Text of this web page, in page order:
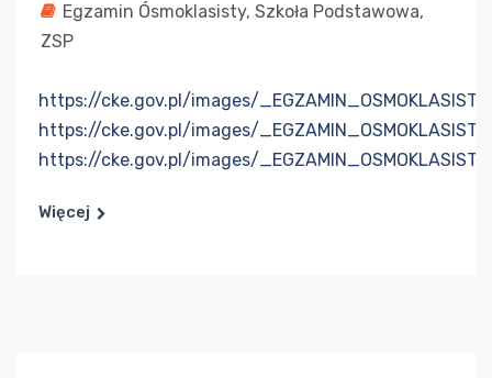
Egzamin Ósmoklasisty, Szkoła Podstawowa,
ZSP
https://cke.gov.pl/images/
https://cke.gov.pl/images/
https://cke.gov.pl/images/
Więcej